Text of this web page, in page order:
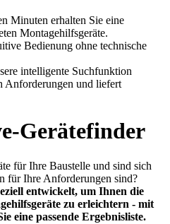
Minuten erhalten Sie eine
Montagehilfsgeräte.
Bedienung ohne technische
intelligente Suchfunktion
Anforderungen und liefert
Gerätefinder
für Ihre Baustelle und sind sich
für Ihre Anforderungen sind?
entwickelt, um Ihnen die
zu erleichtern - mit
eine passende Ergebnisliste.